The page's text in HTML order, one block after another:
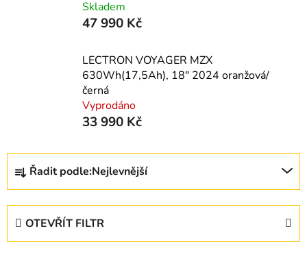
Skladem
47 990 Kč
LECTRON VOYAGER MZX
630Wh(17,5Ah), 18" 2024 oranžová/
černá
Vyprodáno
33 990 Kč
Ř
z
Řadit podle:Nejlevnější
OTEVŘÍT FILTR